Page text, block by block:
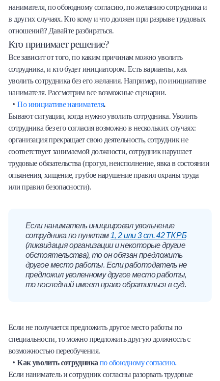
Потребительский кредит
Карта КАКТУС
Продукты для Бизнеса
нанимателя, по обоюдному согласию, по желанию сотрудника и
в других случаях. Кто кому и что должен при разрыве трудовых
отношений? Давайте разбираться.
Кто принимает решение?
Все зависит от того, по каким причинам можно уволить
сотрудника, и кто будет инициатором. Есть варианты, как
уволить сотрудника без его желания. Например, по инициативе
нанимателя. Рассмотрим все возможные сценарии.
По инициативе нанимателя.
Бывают ситуации, когда нужно уволить сотрудника. Уволить
сотрудника без его согласия возможно в нескольких случаях:
организация прекращает свою деятельность, сотрудник не
соответствует занимаемой должности, сотрудник нарушает
трудовые обязательства (прогул, неисполнение, явка в состоянии
опьянения, хищение, грубое нарушение правил охраны труда
или правил безопасности).
Если наниматель инициировал увольнение
сотрудника по пунктам 1, 2 или 3 ст. 42 ТК РБ
(ликвидация организации и некоторые другие
обстоятельства), то он обязан предложить
другое место работы. Если работодатель не
предложил уволенному другое место работы,
то последний имеет право обратиться в суд.
Если не получается предложить другое место работы по
специальности, то можно предложить другую должность с
возможностью переобучения.
Как уволить сотрудника по обоюдному согласию.
Если наниматель и сотрудник согласны разорвать трудовые